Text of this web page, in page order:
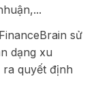
FinanceBrain sử
dạng xu
quyết định